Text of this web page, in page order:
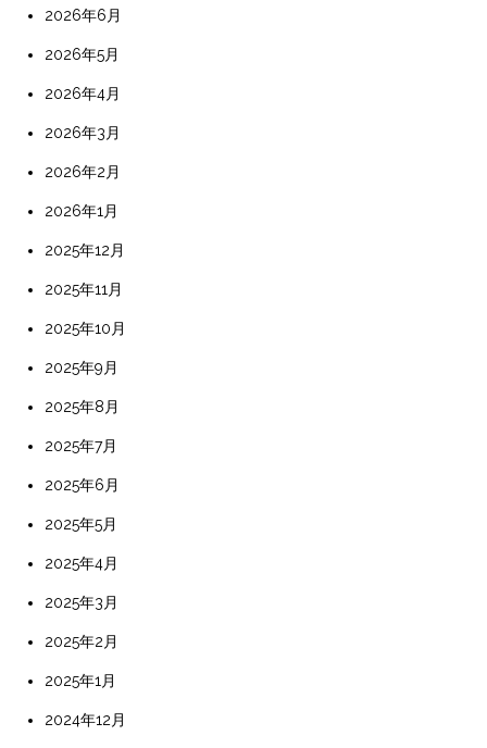
2026年6月
2026年5月
2026年4月
2026年3月
2026年2月
2026年1月
2025年12月
2025年11月
2025年10月
2025年9月
2025年8月
2025年7月
2025年6月
2025年5月
2025年4月
2025年3月
2025年2月
2025年1月
2024年12月